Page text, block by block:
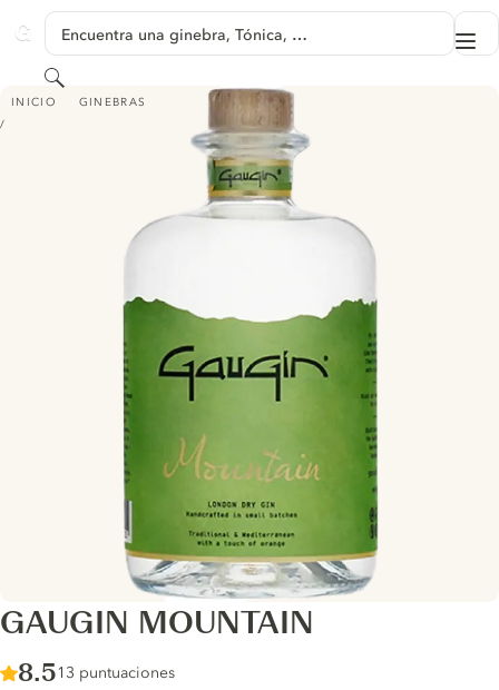
GINVENTORY
Encuentra una ginebra, Tónica, …
Buscar
INICIO GINEBRAS
GAUGIN MOUNTAIN
GAUGIN MOUNTAIN
Score :
8.5/ 10
13 puntuaciones